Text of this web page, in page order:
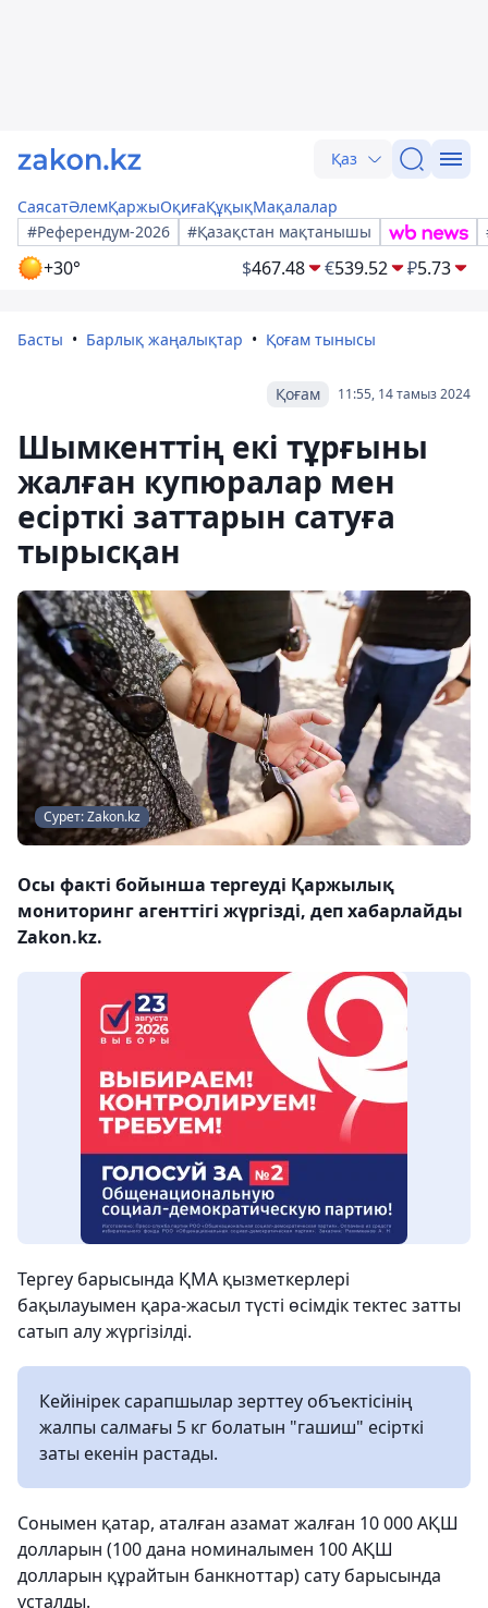
Қаз
СаясатӘлемҚаржыОқиғаҚұқықМақалалар
#Референдум-2026
#Қазақстан мақтанышы
+30° $467.48 €539.52 ₽5.73
Басты Барлық жаңалықтар Қоғам тынысы
11:55, 14 тамыз 2024
Қоғам
Шымкенттің екі тұрғыны
жалған купюралар мен
есірткі заттарын сатуға
тырысқан
Сурет: Zakon.kz
Осы факті бойынша тергеуді Қаржылық
мониторинг агенттігі жүргізді, деп хабарлайды
Zakon.kz.
Тергеу барысында ҚМА қызметкерлері
бақылауымен қара-жасыл түсті өсімдік тектес затты
сатып алу жүргізілді.
Кейінірек сарапшылар зерттеу объектісінің
жалпы салмағы 5 кг болатын "гашиш" есірткі
заты екенін растады.
Сонымен қатар, аталған азамат жалған 10 000 АҚШ
долларын (100 дана номиналымен 100 АҚШ
долларын құрайтын банкноттар) сату барысында
ұсталды.